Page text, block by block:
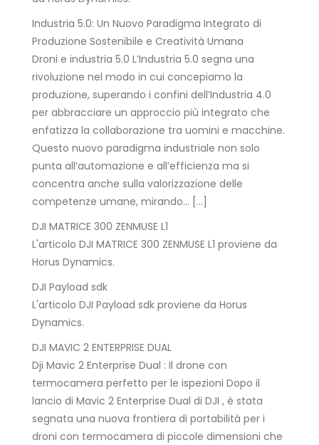
Industria 5.0: Un Nuovo Paradigma Integrato di
Produzione Sostenibile e Creatività Umana
Droni e industria 5.0 L’Industria 5.0 segna una
rivoluzione nel modo in cui concepiamo la
produzione, superando i confini dell’Industria 4.0
per abbracciare un approccio più integrato che
enfatizza la collaborazione tra uomini e macchine.
Questo nuovo paradigma industriale non solo
punta all’automazione e all’efficienza ma si
concentra anche sulla valorizzazione delle
competenze umane, mirando… […]
DJI MATRICE 300 ZENMUSE L1
L'articolo DJI MATRICE 300 ZENMUSE L1 proviene da
Horus Dynamics.
DJI Payload sdk
L'articolo DJI Payload sdk proviene da Horus
Dynamics.
DJI MAVIC 2 ENTERPRISE DUAL
Dji Mavic 2 Enterprise Dual : Il drone con
termocamera perfetto per le ispezioni Dopo il
lancio di Mavic 2 Enterprise Dual di DJI , è stata
segnata una nuova frontiera di portabilità per i
droni con termocamera di piccole dimensioni che